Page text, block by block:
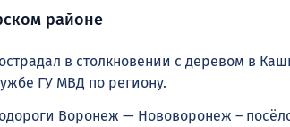
районе
в столкновении с деревом в
ГУ МВД по региону.
Воронеж — Нововоронеж –